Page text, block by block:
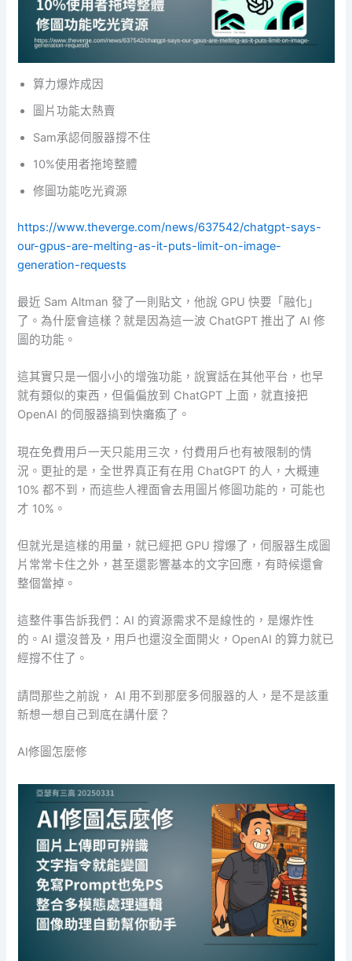
算力爆炸成因
圖片功能太熱賣
Sam承認伺服器撐不住
10%使用者拖垮整體
修圖功能吃光資源
https://www.theverge.com/news/637542/chatgpt-says-
our-gpus-are-melting-as-it-puts-limit-on-image-
generation-requests
最近 Sam Altman 發了一則貼文，他說 GPU 快要「融化」
了。為什麼會這樣？就是因為這一波 ChatGPT 推出了 AI 修
圖的功能。
這其實只是一個小小的增強功能，說實話在其他平台，也早
就有類似的東西，但偏偏放到 ChatGPT 上面，就直接把
OpenAI 的伺服器搞到快癱瘓了。
現在免費用戶一天只能用三次，付費用戶也有被限制的情
況。更扯的是，全世界真正有在用 ChatGPT 的人，大概連
10% 都不到，而這些人裡面會去用圖片修圖功能的，可能也
才 10%。
但就光是這樣的用量，就已經把 GPU 撐爆了，伺服器生成圖
片常常卡住之外，甚至還影響基本的文字回應，有時候還會
整個當掉。
這整件事告訴我們：AI 的資源需求不是線性的，是爆炸性
的。AI 還沒普及，用戶也還沒全面開火，OpenAI 的算力就已
經撐不住了。
請問那些之前說， AI 用不到那麼多伺服器的人，是不是該重
新想一想自己到底在講什麼？
AI修圖怎麼修